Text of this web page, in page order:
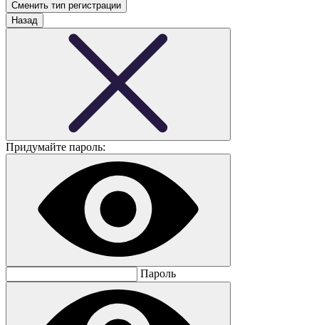
Сменить тип регистрации
Назад
Придумайте пароль:
Пароль